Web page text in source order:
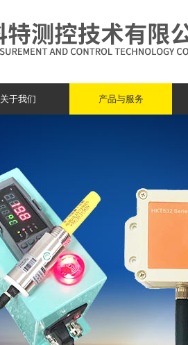
关于我们 产品与服务